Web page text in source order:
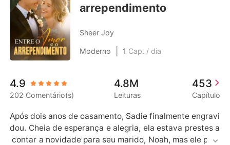
Histórico
Sair
Baixar App
Moderno
Lobisomem
Contos
Bilionários
Contos Curtos
arrependimento
Sheer Joy
Moderno 1 Cap. / dia
4.9
202 Comentário(s)
4.8M
Leituras
453
Capítulo
Após dois anos de casamento, Sadie finalmente engravi
dou. Cheia de esperança e alegria, ela estava prestes a
contar a novidade para seu marido, Noah, mas ele pedi